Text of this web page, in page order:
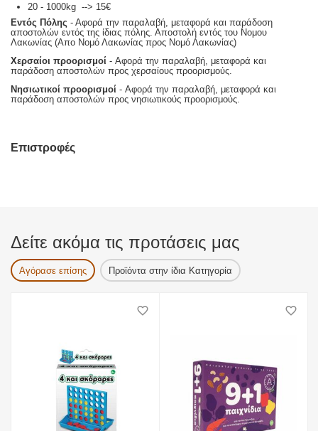
20 - 1000kg --> 15€
Εντός Πόλης - Αφορά την παραλαβή, μεταφορά και παράδοση
αποστολών εντός της ίδιας πόλης. Αποστολή εντός του Νομου
Λακωνίας (Απο Νομό Λακωνίας προς Νομό Λακωνίας)
Χερσαίοι προορισμοί - Αφορά την παραλαβή, μεταφορά και
παράδοση αποστολών προς χερσαίους προορισμούς.
Νησιωτικοί προορισμοί - Αφορά την παραλαβή, μεταφορά και
παράδοση αποστολών προς νησιωτικούς προορισμούς.
Επιστροφές
Δείτε ακόμα τις προτάσεις μας
Αγόρασε επίσης Προϊόντα στην ίδια Κατηγορία